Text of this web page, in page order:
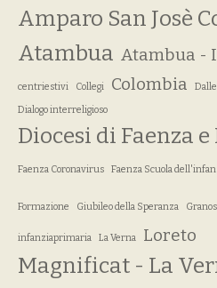
Amparo San Josè
Atambua Atambua -
centriestivi Collegi Colombia
Dialogo interreligioso
Diocesi di Faenza
Faenza Coronavirus Faenza Scuola
Formazione Giubileo della Speranza
infanziaprimaria La Verna Loreto
Magnificat - La